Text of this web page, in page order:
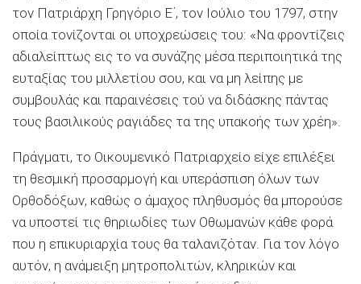
τον Πατριάρχη Γρηγόριο Ε΄, τον Ιούλιο του 1797, στην
οποία τονίζονται οι υποχρεώσεις του: «Να φροντίζεις
αδιαλείπτως εις το να συνάζης μέσα περιποιητικά της
ευταξίας του μιλλετίου σου, και να μη λείπης με
συμβουλάς και παραινέσεις τού να διδάσκης πάντας
τους βασιλικούς ραγιάδες τα της υπακοής των χρέη».
Πράγματι, το Οικουμενικό Πατριαρχείο είχε επιλέξει
τη θεσμική προσαρμογή και υπεράσπιση όλων των
Ορθοδόξων, καθώς ο άμαχος πληθυσμός θα μπορούσε
να υποστεί τις θηριωδίες των Οθωμανών κάθε φορά
που η επικυριαρχία τους θα ταλανιζόταν. Για τον λόγο
αυτόν, η ανάμειξη μητροπολιτών, κληρικών και